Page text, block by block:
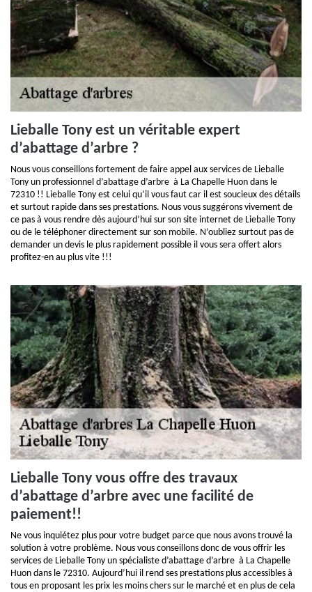
Lieballe Tony est un véritable expert
d’abattage d’arbre ?
Nous vous conseillons fortement de faire appel aux services de Lieballe
Tony un professionnel d’abattage d’arbre à La Chapelle Huon dans le
72310 !! Lieballe Tony est celui qu’il vous faut car il est soucieux des détails
et surtout rapide dans ses prestations. Nous vous suggérons vivement de
ce pas à vous rendre dès aujourd’hui sur son site internet de Lieballe Tony
ou de le téléphoner directement sur son mobile. N’oubliez surtout pas de
demander un devis le plus rapidement possible il vous sera offert alors
profitez-en au plus vite !!!
Lieballe Tony vous offre des travaux
d’abattage d’arbre avec une facilité de
paiement!!
Ne vous inquiétez plus pour votre budget parce que nous avons trouvé la
solution à votre problème. Nous vous conseillons donc de vous offrir les
services de Lieballe Tony un spécialiste d’abattage d’arbre à La Chapelle
Huon dans le 72310. Aujourd’hui il rend ses prestations plus accessibles à
tous en proposant les prix les moins chers sur le marché et en plus de cela